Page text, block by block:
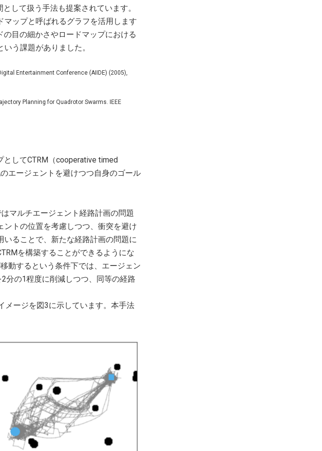
して扱う手法も提案されています。
ップと呼ばれるグラフを活用します
目の細かさやロードマップにおける
う課題がありました。
Entertainment Conference (AIIDE) (2005),
Planning for Quadrotor Swarms. IEEE
してCTRM（cooperative timed
エージェントを避けつつ自身のゴール
マルチエージェント経路計画の問題
トの位置を考慮しつつ、衝突を避け
ることで、新たな経路計画の問題に
を構築することができるようにな
動するという条件下では、エージェン
分の1程度に削減しつつ、同等の経路
メージを図3に示しています。本手法